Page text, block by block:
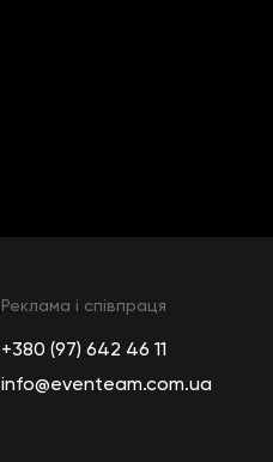
Реклама і співпраця
+380 (97) 642 46 11
info@eventeam.com.ua